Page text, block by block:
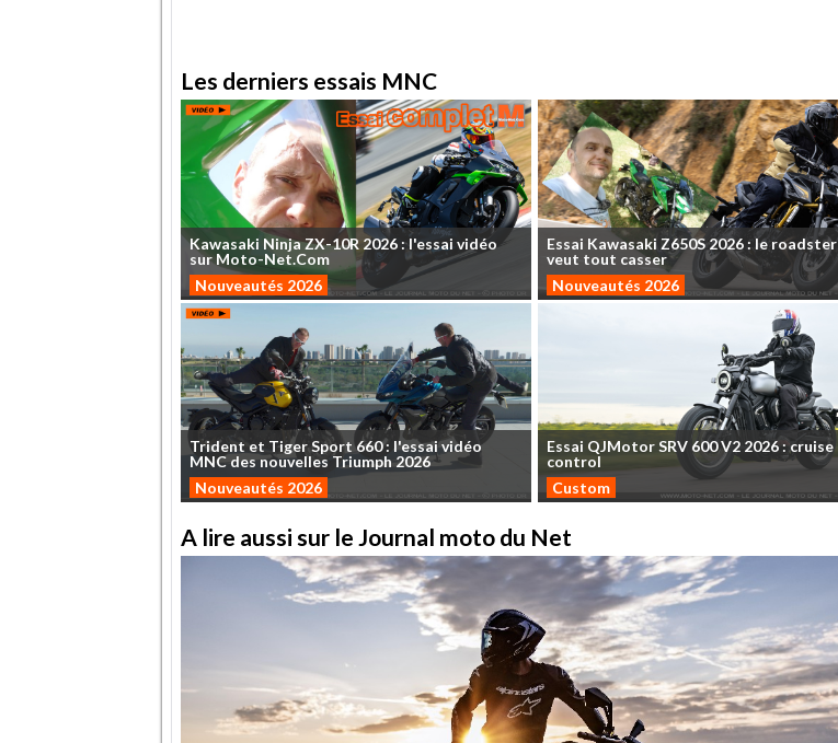
Les derniers essais MNC
Kawasaki NinjaZX-10R 2026 : l'essai vidéo
sur Moto-Net.Com
Nouveautés 2026
Essai Kawasaki Z650S2026:le roadster
veut tout casser
Nouveautés 2026
Trident et TigerSport 660: l'essaividéo
MNCdesnouvelles Triumph2026
Nouveautés 2026
Essai QJMotorSRV 600V2 2026: cruise
control
Custom
A lire aussi sur le Journal moto du Net